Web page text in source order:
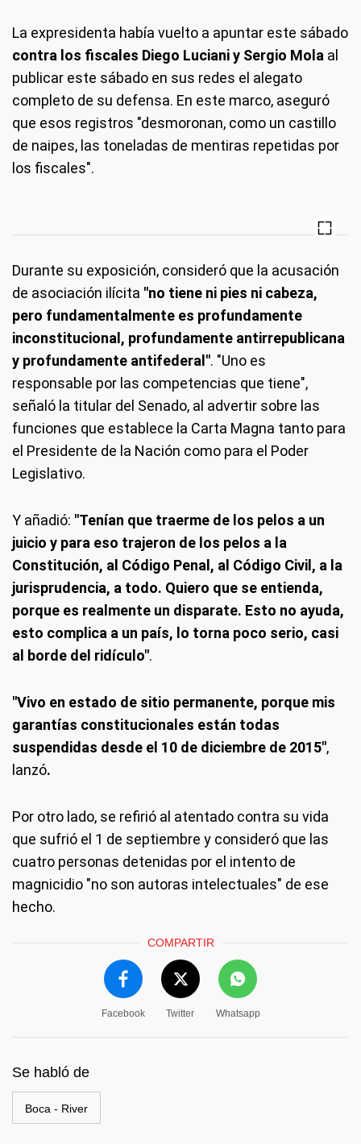
La expresidenta había vuelto a apuntar este sábado
contra los fiscales Diego Luciani y Sergio Mola al
publicar este sábado en sus redes el alegato
completo de su defensa. En este marco, aseguró
que esos registros "desmoronan, como un castillo
de naipes, las toneladas de mentiras repetidas por
los fiscales".
Durante su exposición, consideró que la acusación
de asociación ilícita "no tiene ni pies ni cabeza,
pero fundamentalmente es profundamente
inconstitucional, profundamente antirrepublicana
y profundamente antifederal". "Uno es
responsable por las competencias que tiene",
señaló la titular del Senado, al advertir sobre las
funciones que establece la Carta Magna tanto para
el Presidente de la Nación como para el Poder
Legislativo.
Y añadió: "Tenían que traerme de los pelos a un
juicio y para eso trajeron de los pelos a la
Constitución, al Código Penal, al Código Civil, a la
jurisprudencia, a todo. Quiero que se entienda,
porque es realmente un disparate. Esto no ayuda,
esto complica a un país, lo torna poco serio, casi
al borde del ridículo".
"Vivo en estado de sitio permanente, porque mis
garantías constitucionales están todas
suspendidas desde el 10 de diciembre de 2015",
lanzó.
Por otro lado, se refirió al atentado contra su vida
que sufrió el 1 de septiembre y consideró que las
cuatro personas detenidas por el intento de
magnicidio "no son autoras intelectuales" de ese
hecho.
COMPARTIR
Facebook Twitter Whatsapp
Se habló de
Boca - River